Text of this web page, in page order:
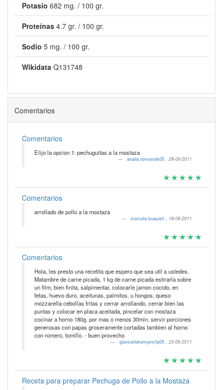
Potasio 682 mg. / 100 gr.
Proteínas 4.7 gr. / 100 gr.
Sodio 5 mg. / 100 gr.
Wikidata Q131748
Comentarios
Comentarios
Elijo la opcion 1: pechuguitas a la mostaza
analia.romanoik05 , 28-09-2011
Comentarios
arrollado de pollo a la mostaza
marcela buquieri , 18-08-2011
Comentarios
Hola, les presto una recetita que espero que sea util a ustedes.
Matambre de carne picada, 1 kg de carne picada estirarla sobre
un film, bien finita, salpimentar, colocarle jamon cocido, en
fetas, huevo duro, aceitunas, palmitos, u hongos, queso
mozzarella cebollas fritas y cerrar arrollando, cerrar bien las
puntas y colocar en placa aceitada, pincelar con mostaza
cocinar a horno 180g. por mas o menos 30min. servir porciones
generosas con papas groseramente cortadas tambien al horno
con romero, tomillo. - buen provecho
giancarlokomjancfp05 , 23-06-2011
Receta para preparar Pechuga de Pollo a la Mostaza